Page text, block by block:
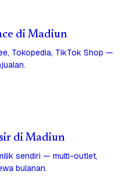
di Madiun
Tokopedia, TikTok Shop —
di Madiun
sendiri — multi-outlet,
bulanan.